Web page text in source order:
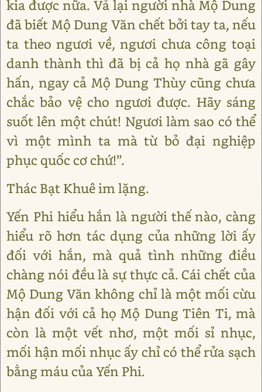
kia được nữa. Vả lại người nhà Mộ Dung
đã biết Mộ Dung Văn chết bởi tay ta, nếu
ta theo ngươi về, ngươi chưa công toại
danh thành thì đã bị cả họ nhà gã gây
hấn, ngay cả Mộ Dung Thùy cũng chưa
chắc bảo vệ cho ngươi được. Hãy sáng
suốt lên một chút! Ngươi làm sao có thể
vì một mình ta mà từ bỏ đại nghiệp
phục quốc cơ chứ!”.
Thác Bạt Khuê im lặng.
Yến Phi hiểu hắn là người thế nào, càng
hiểu rõ hơn tác dụng của những lời ấy
đối với hắn, mà quả tình những điều
chàng nói đều là sự thực cả. Cái chết của
Mộ Dung Văn không chỉ là một mối cừu
hận đối với cả họ Mộ Dung Tiên Ti, mà
còn là một vết nhơ, một mối sỉ nhục,
mối hận mối nhục ấy chỉ có thể rửa sạch
bằng máu của Yến Phi.